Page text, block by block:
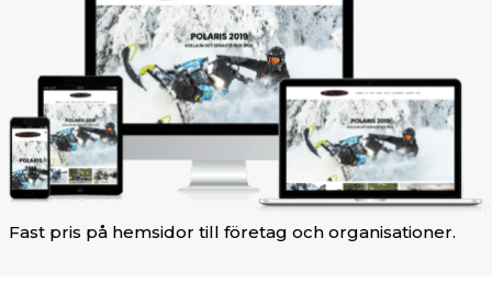
Fast pris på hemsidor till företag och organisationer.